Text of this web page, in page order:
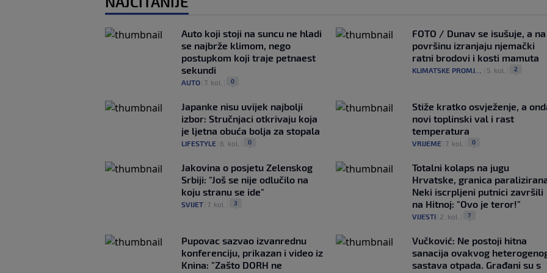
Auto koji stoji na suncu ne hladi
se najbrže klimom, nego
postupkom koji traje petnaest
sekundi
AUTO 7. kol. 0
FOTO / Dunav se isušuje, a na
površinu izranjaju njemački
ratni brodovi i kosti mamuta
KLIMATSKE PROMJENE 5. kol. 2
Japanke nisu uvijek najbolji
izbor: Stručnjaci otkrivaju koja
je ljetna obuća bolja za stopala
LIFESTYLE 6. kol. 0
Stiže kratko osvježenje, a
novi toplinski val i rast
temperatura
VRIJEME| 7. kol. 0
Jakovina o posjetu Zelenskog
Srbiji: "Još se nije odlučilo na
koju stranu se ide"
SVIJET 7. kol. 3
Totalni kolaps na jugu
Hrvatske, granica
Neki iscrpljeni putnici završili
na Hitnoj: "Ovo je teror!"
VIJESTI| 2. kol. 7
Pupovac sazvao izvanrednu
konferenciju, prikazan i video iz
Knina: "Zašto DORH ne
Vučković: Ne postoji hitna
sanacija ovakvog
sastava otpada. Građani su s